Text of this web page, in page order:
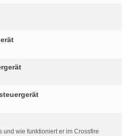
und wie funktioniert er im Crossfire